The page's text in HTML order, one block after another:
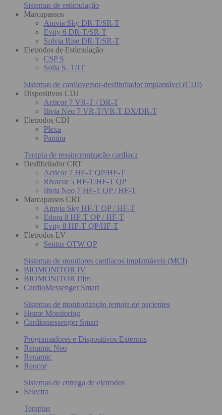
Sistemas de estimulação
Marcapassos
Amvia Sky DR-T/SR-T
Evity 6 DR-T/SR-T
Solvia Rise DR-T/SR-T
Eletrodos de Estimulação
CSP S
Solia S, T/JT
Sistemas de cardioversor-desfibrilador implantável (CDI)
Dispositivos CDI
Acticor 7 VR-T / DR-T
Ilivia Neo 7 VR-T/VR-T DX/DR-T
Eletrodos CDI
Plexa
Pamira
Terapia de ressincronização cardíaca
Desfibrilador CRT
Acticor 7 HF-T QP/HF-T
Rivacor 5 HF-T/HF-T QP
Ilivia Neo 7 HF-T QP / HF-T
Marcapassos CRT
Amvia Sky HF-T QP / HF-T
Edora 8 HF-T QP / HF-T
Evity 8 HF-T QP/HF-T
Eletrodos LV
Sentus OTW QP
Sistemas de monitores cardíacos implantáveis (MCI)
BIOMONITOR IV
BIOMONITOR IIIm
CardioMessenger Smart
Sistemas de monitorização remota de pacientes
Home Monitoring
Cardiomessenger Smart
Programadores e Dispositivos Externos
Renamic Neo
Renamic
Reocor
Sistemas de entrega de eletrodos
Selectra
Terapias